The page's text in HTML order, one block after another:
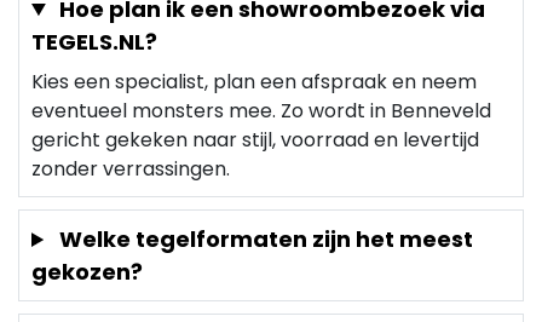
Hoe plan ik een showroombezoek via
TEGELS.NL?
Kies een specialist, plan een afspraak en neem
eventueel monsters mee. Zo wordt in Benneveld
gericht gekeken naar stijl, voorraad en levertijd
zonder verrassingen.
Welke tegelformaten zijn het meest
gekozen?